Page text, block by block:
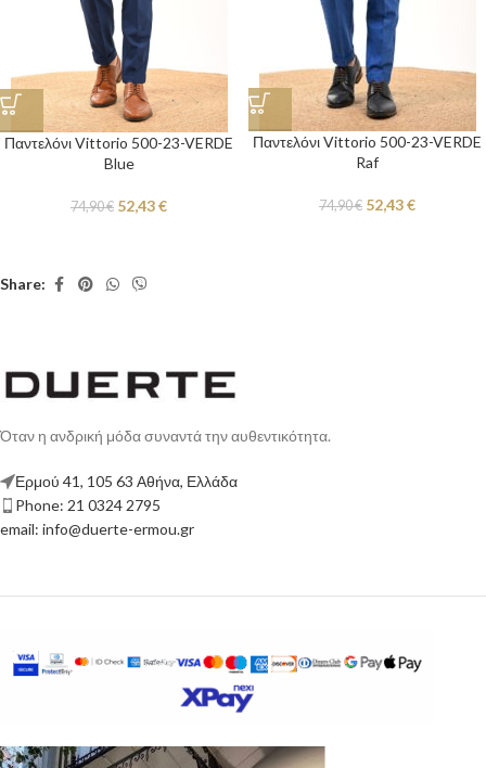
Παντελόνι Vittorio 500-23-VERDE
Blue
74,90€ 52,43€
Παντελόνι Vittorio 500-23-VERDE
Raf
74,90€ 52,43€
Share:
Όταν η ανδρική μόδα συναντά την αυθεντικότητα.
Ερμού 41, 105 63 Αθήνα, Ελλάδα
Phone: 21 0324 2795
email: info@duerte-ermou.gr